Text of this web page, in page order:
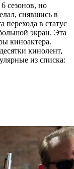
сезонов, но
снявшись в
в статус
экран. Эта
киноактера.
кинолент,
из списка: